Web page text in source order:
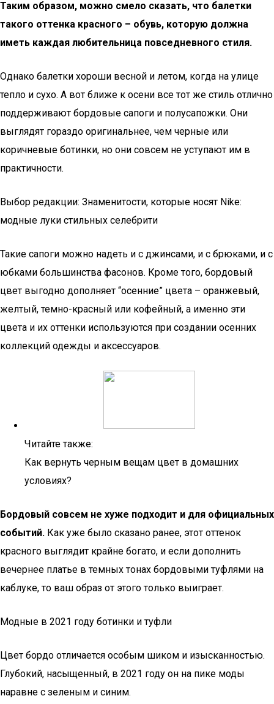
Таким образом, можно смело сказать, что балетки
такого оттенка красного – обувь, которую должна
иметь каждая любительница повседневного стиля.
Однако балетки хороши весной и летом, когда на улице
тепло и сухо. А вот ближе к осени все тот же стиль отлично
поддерживают бордовые сапоги и полусапожки. Они
выглядят гораздо оригинальнее, чем черные или
коричневые ботинки, но они совсем не уступают им в
практичности.
Выбор редакции: Знаменитости, которые носят Nike:
модные луки стильных селебрити
Такие сапоги можно надеть и с джинсами, и с брюками, и с
юбками большинства фасонов. Кроме того, бордовый
цвет выгодно дополняет “осенние” цвета – оранжевый,
желтый, темно-красный или кофейный, а именно эти
цвета и их оттенки используются при создании осенних
коллекций одежды и аксессуаров.
Читайте также:
Как вернуть черным вещам цвет в домашних
условиях?
Бордовый совсем не хуже подходит и для официальных
событий. Как уже было сказано ранее, этот оттенок
красного выглядит крайне богато, и если дополнить
вечернее платье в темных тонах бордовыми туфлями на
каблуке, то ваш образ от этого только выиграет.
Модные в 2021 году ботинки и туфли
Цвет бордо отличается особым шиком и изысканностью.
Глубокий, насыщенный, в 2021 году он на пике моды
наравне с зеленым и синим.